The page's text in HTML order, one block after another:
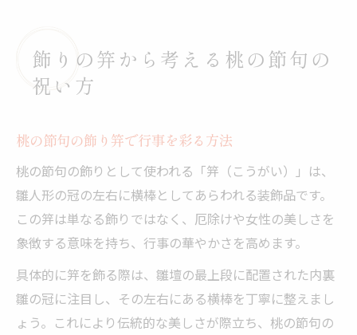
飾りの笄から考える桃の節句の
祝い方
桃の節句の飾り笄で行事を彩る方法
桃の節句の飾りとして使われる「笄（こうがい）」は、
雛人形の冠の左右に横棒としてあらわれる装飾品です。
この笄は単なる飾りではなく、厄除けや女性の美しさを
象徴する意味を持ち、行事の華やかさを高めます。
具体的に笄を飾る際は、雛壇の最上段に配置された内裏
雛の冠に注目し、その左右にある横棒を丁寧に整えまし
ょう。これにより伝統的な美しさが際立ち、桃の節句の